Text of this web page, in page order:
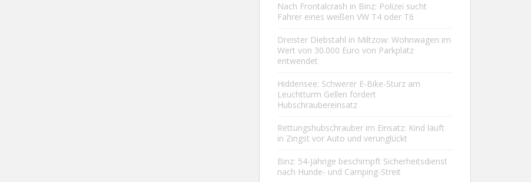
Nach Frontalcrash in Binz: Polizei sucht
Fahrer eines weißen VW T4 oder T6
Dreister Diebstahl in Miltzow: Wohnwagen im
Wert von 30.000 Euro von Parkplatz
entwendet
Hiddensee: Schwerer E-Bike-Sturz am
Leuchtturm Gellen fordert
Hubschraubereinsatz
Rettungshubschrauber im Einsatz: Kind läuft
in Zingst vor Auto und verunglückt
Binz: 54-Jährige beschimpft Sicherheitsdienst
nach Hunde- und Camping-Streit